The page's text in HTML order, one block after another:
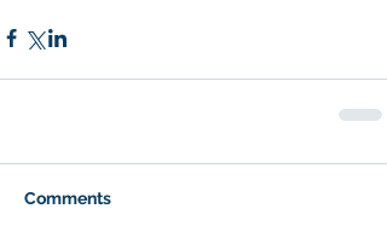
Comments